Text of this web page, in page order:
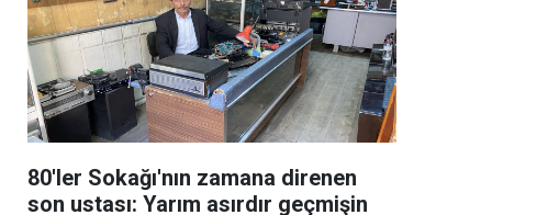
80'ler Sokağı'nın zamana direnen
son ustası: Yarım asırdır geçmişin